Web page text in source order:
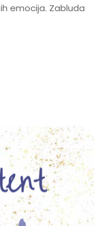
emocija. Zabluda